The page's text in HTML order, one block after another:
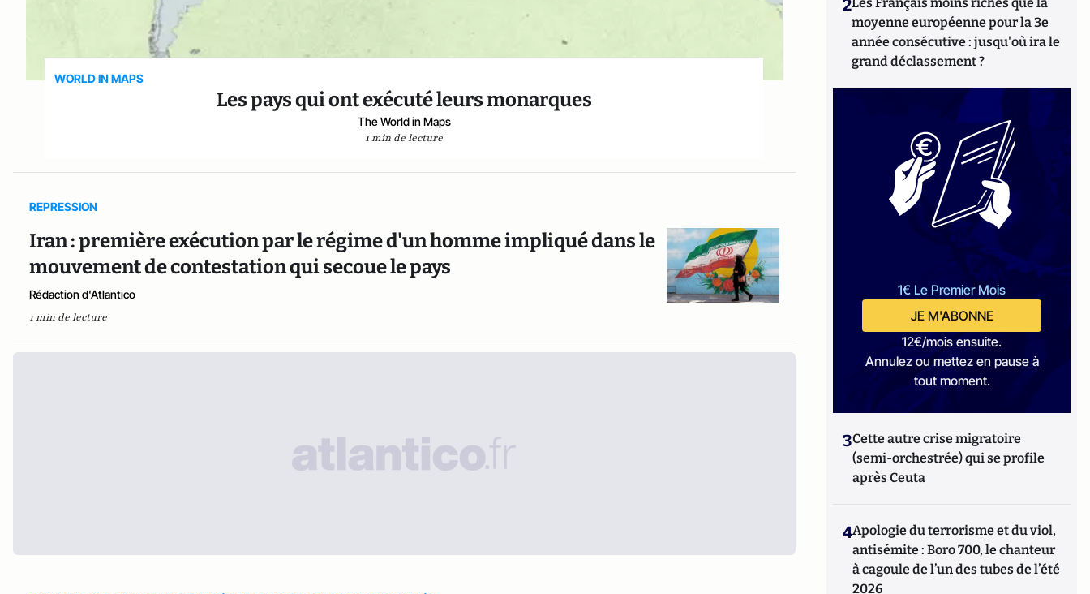
WORLD IN MAPS
Les pays qui ont exécuté leurs monarques
The World in Maps
1 min de lecture
REPRESSION
Iran : première exécution par le régime d'un homme impliqué dans le
mouvement de contestation qui secoue le pays
Rédaction d'Atlantico
1 min de lecture
2
moyenne européenne pour la 3e
année consécutive : jusqu'où ira le
grand déclassement ?
1€ Le Premier Mois
JE M'ABONNE
12€/mois ensuite.
Annulez ou mettez en pause à
tout moment.
3Cette autre crise migratoire
(semi-orchestrée) qui se profile
après Ceuta
4Apologie du terrorisme et du viol,
antisémite : Boro 700, le chanteur
à cagoule de l’un des tubes de l’été
2026